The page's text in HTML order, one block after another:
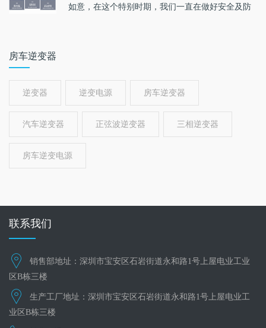
如意，在这个特别时期，我们一直在做好安全及防
房车逆变器
逆变器 逆变电源 房车逆变器
汽车逆变器 正弦波逆变器 三相逆变器
房车逆变电源
联系我们
销售部地址：深圳市宝安区石岩街道永和路1号上屋电业工业
区B栋三楼
生产工厂地址：深圳市宝安区石岩街道永和路1号上屋电业工
业区B栋三楼